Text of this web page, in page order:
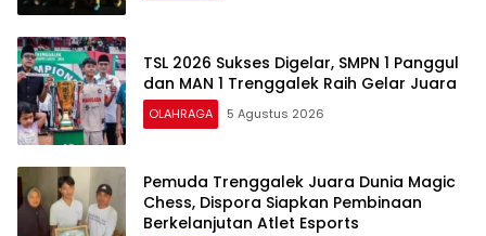
TSL 2026 Sukses Digelar, SMPN 1 Panggul
dan MAN 1 Trenggalek Raih Gelar Juara
OLAHRAGA 5 Agustus 2026
Pemuda Trenggalek Juara Dunia Magic
Chess, Dispora Siapkan Pembinaan
Berkelanjutan Atlet Esports